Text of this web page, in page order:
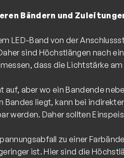
Bändern und
LED-Band von der
sind Höchstlängen nach
dass die Lichtstärke
auf, aber wo ein Bandende
Bandes liegt, kann bei
werden. Daher sollten
zu einer
ist. Hier sind die